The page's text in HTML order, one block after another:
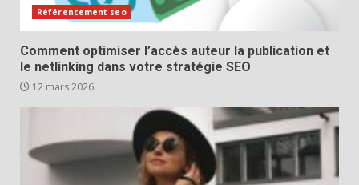
Référencement seo
Comment optimiser l’accès auteur la publication et
le netlinking dans votre stratégie SEO
12 mars 2026